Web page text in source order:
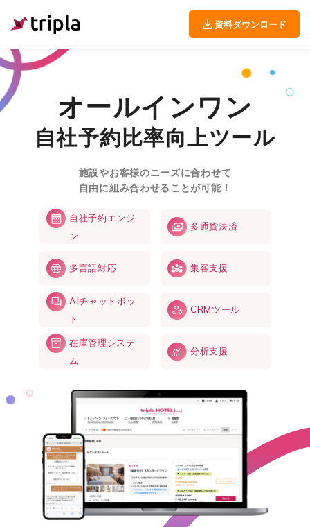
資料ダウンロード
オールインワン
自社予約比率向上ツール
施設やお客様のニーズに合わせて
自由に組み合わせることが可能！
自社予約エンジ
ン
多通貨決済
多言語対応 集客支援
AIチャットボッ
ト
CRMツール
在庫管理システ
ム
分析支援